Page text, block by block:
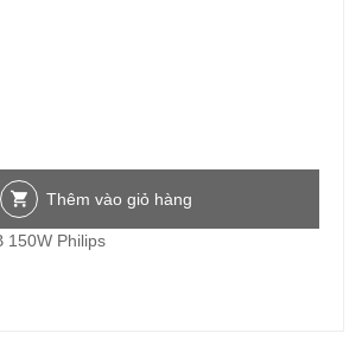
Thêm vào giỏ hàng
150W Philips